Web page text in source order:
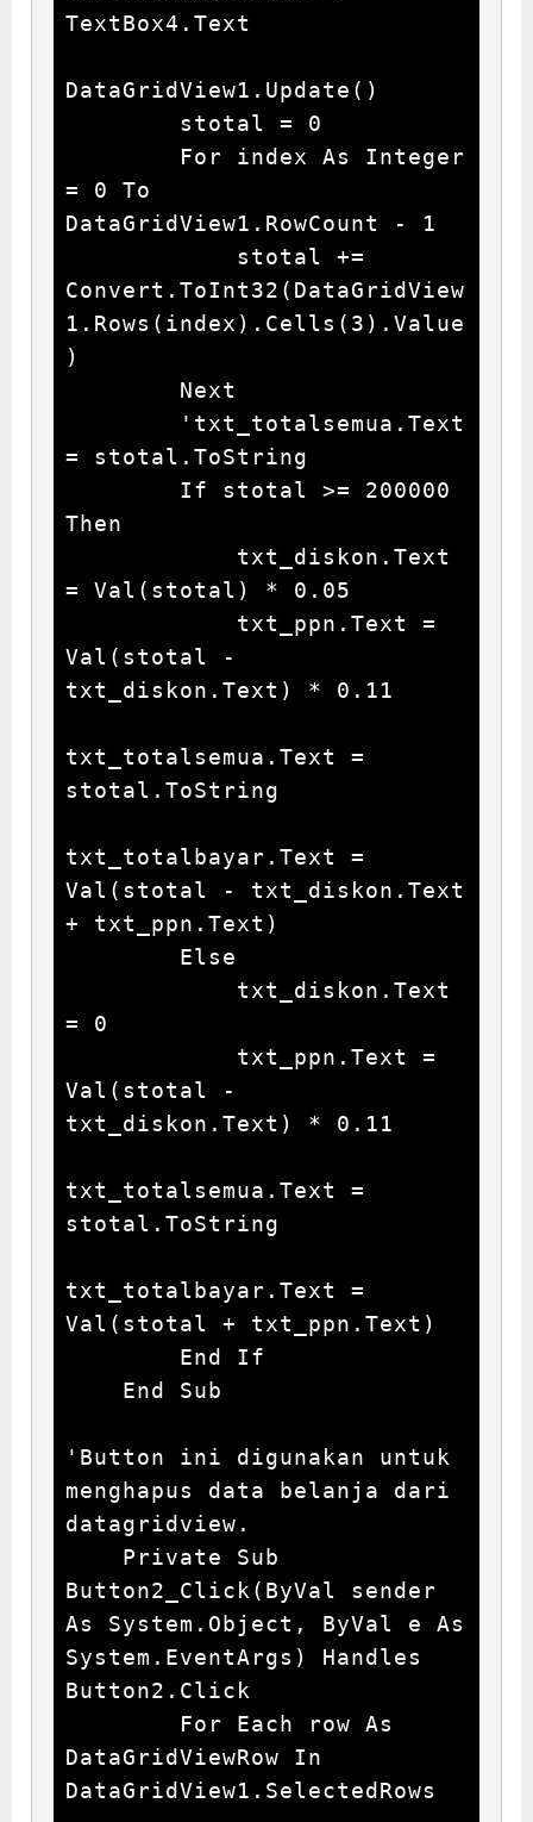
TextBox4.Text
DataGridView1.Update()
= 0 To
DataGridView1.RowCount - 1
Convert.ToInt32(DataGridView
1.Rows(index).Cells(3).Value
)
= stotal.ToString
Then
= Val(stotal) * 0.05
Val(stotal -
txt_diskon.Text) * 0.11
txt_totalsemua.Text =
stotal.ToString
txt_totalbayar.Text =
Val(stotal - txt_diskon.Text
+ txt_ppn.Text)
= 0
Val(stotal -
txt_diskon.Text) * 0.11
txt_totalsemua.Text =
stotal.ToString
txt_totalbayar.Text =
Val(stotal + txt_ppn.Text)
'Button ini digunakan untuk
menghapus data belanja dari
datagridview.
Button2_Click(ByVal sender
As System.Object, ByVal e As
System.EventArgs) Handles
Button2.Click
DataGridViewRow In
DataGridView1.SelectedRows